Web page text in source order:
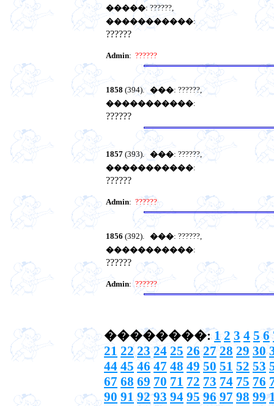
�����: ??????,
�����������:
??????
Admin: ??????
1858 (394). ���: ??????,
�����������:
??????
1857 (393). ���: ??????,
�����������:
??????
Admin: ??????
1856 (392). ���: ??????,
�����������:
??????
Admin:??????
��������:1 2 3 4 5 6
21 22 23 24 25 26 27 28 29 30
44 45 46 47 48 49 50 51 52 53
67 68 69 70 71 72 73 74 75 76
90 91 92 93 94 95 96 97 98 99